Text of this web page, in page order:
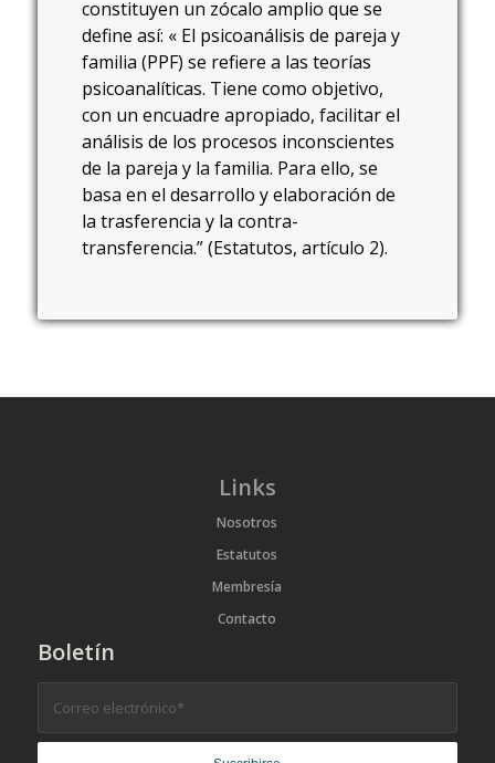
constituyen un zócalo amplio que se
define así: « El psicoanálisis de pareja y
familia (PPF) se refiere a las teorías
psicoanalíticas. Tiene como objetivo,
con un encuadre apropiado, facilitar el
análisis de los procesos inconscientes
de la pareja y la familia. Para ello, se
basa en el desarrollo y elaboración de
la trasferencia y la contra-
transferencia.” (Estatutos, artículo 2).
Links
Nosotros
Estatutos
Membresía
Contacto
Boletín